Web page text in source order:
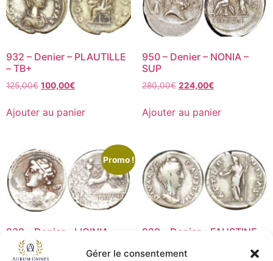
Gérer le consentement
932 – Denier – PLAUTILLE
– TB+
125,00€ 100,00€
Ajouter au panier
950 – Denier – NONIA –
SUP
280,00€ 224,00€
Ajouter au panier
Promo !
939 – Denier – LICINIA –
TB+
929 – Denier – FAUSTINE